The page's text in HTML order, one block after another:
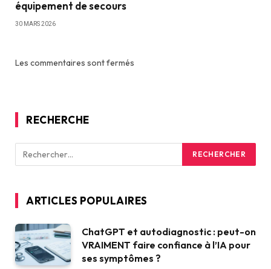
équipement de secours
30 MARS 2026
Les commentaires sont fermés
RECHERCHE
ARTICLES POPULAIRES
ChatGPT et autodiagnostic : peut-on
VRAIMENT faire confiance à l’IA pour
ses symptômes ?